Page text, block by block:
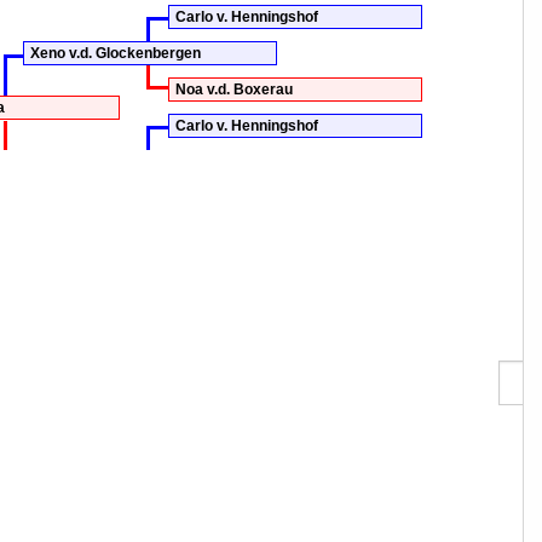
Carlo v. Henningshof
Xeno v.d. Glockenbergen
Noa v.d. Boxerau
Carlo v. Henningshof